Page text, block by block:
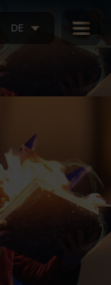
DE
Magii